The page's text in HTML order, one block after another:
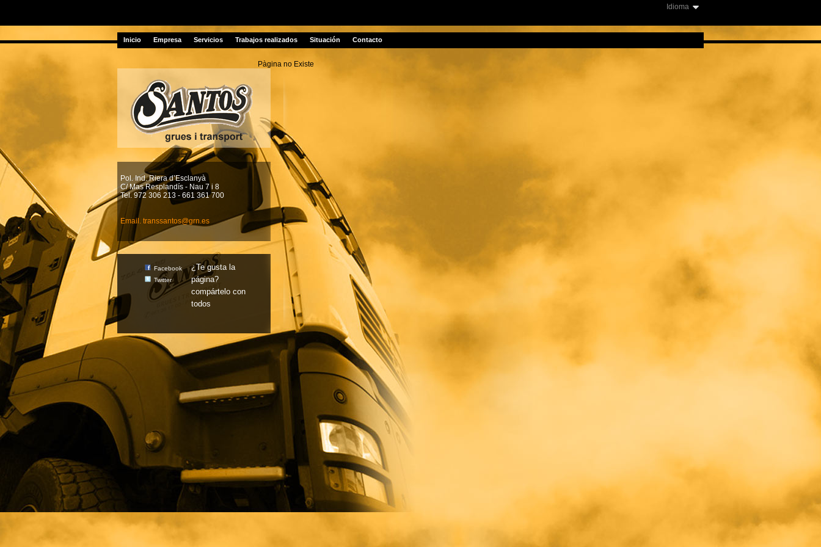
Idioma
Inicio Empresa Servicios Trabajos realizados Situación Contacto
Pol. Ind. Riera d’Esclanyà
C/ Mas Resplandí­s - Nau 7 i 8
Tel. 972 306 213 - 661 361 700
Email. transsantos@grn.es
Facebook
Twitter
¿Te gusta la
página?
compártelo con
todos
Pàgina no Existe